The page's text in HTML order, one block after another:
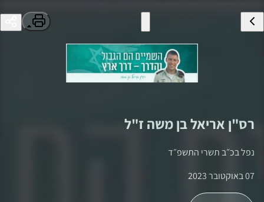
רס"ן אריאל בן משה ז"ל
נפל בכ״ב תשרי התשפ״ד
07 באוקטובר 2023